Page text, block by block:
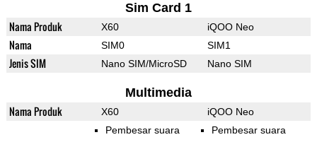
Sim Card 1
Nama Produk X60 iQOO Neo
Nama SIM0 SIM1
Jenis SIM Nano SIM/MicroSD Nano SIM
Multimedia
Nama Produk X60 iQOO Neo
Pembesar suara Pembesar suara